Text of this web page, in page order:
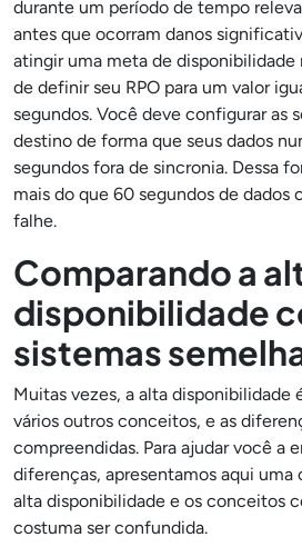
durante um período de tempo
antes que ocorram danos
atingir uma meta de
de definir seu RPO para um valor
segundos. Você deve configurar as
destino de forma que seus dados
segundos fora de sincronia. Dessa
mais do que 60 segundos de dados
falhe.
Comparando a
disponibilidade
sistemas
Muitas vezes, a alta disponibilidade
vários outros conceitos, e as
compreendidas. Para ajudar você a
diferenças, apresentamos aqui uma
alta disponibilidade e os conceitos
costuma ser confundida.